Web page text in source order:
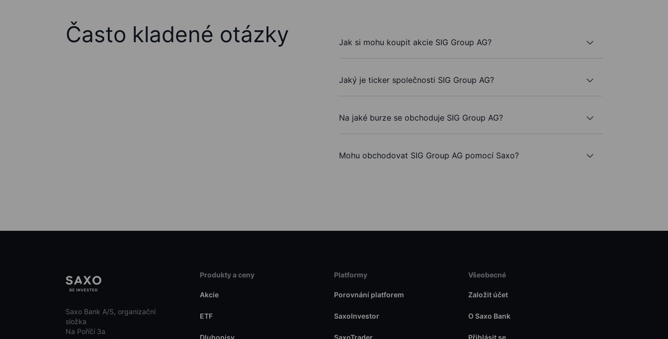
Často kladené otázky Jak si mohu koupit akcie SIG Group AG?
Jaký je ticker společnosti SIG Group AG?
Na jaké burze se obchoduje SIG Group AG?
Mohu obchodovat SIG Group AG pomocí Saxo?
Saxo Bank A/S, organizační
složka
Na Poříčí 3a
Produkty a ceny
Akcie
ETF
Platformy
Porovnání platforem
SaxoInvestor
Všeobecné
Založit účet
O Saxo Bank